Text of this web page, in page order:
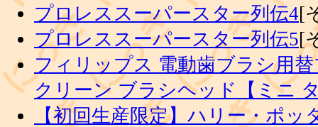
プロレススーパースター列伝4[
プロレススーパースター列伝5[
フィリップス 電動歯ブラシ用
クリーン ブラシヘッド【ミニ
【初回生産限定】ハリー・ポ